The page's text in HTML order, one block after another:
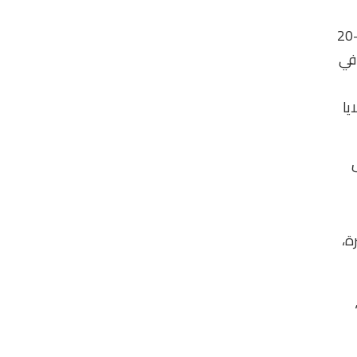
يُجري بإضافة كميات قليلة من مادة الحماية من التجميد (Cryoprotectant) إلى الأجنة مدة 10-20
في
الفترة،